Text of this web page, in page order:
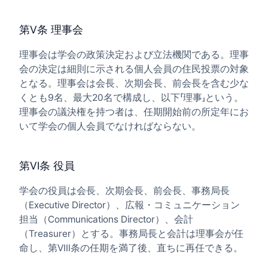
第V条 理事会
理事会は学会の政策決定および立法機関である。理事
会の決定は細則に示される個人会員の住民投票の対象
となる。理事会は会長、次期会長、前会長を含む少な
くとも9名、最大20名で構成し、以下「理事」という。
理事会の議決権を持つ者は、任期開始前の所定年にお
いて学会の個人会員でなければならない。
第VI条 役員
学会の役員は会長、次期会長、前会長、事務局長
（Executive Director）、広報・コミュニケーション
担当（Communications Director）、会計
（Treasurer）とする。事務局長と会計は理事会が任
命し、第VIII条の任期を満了後、直ちに再任できる。